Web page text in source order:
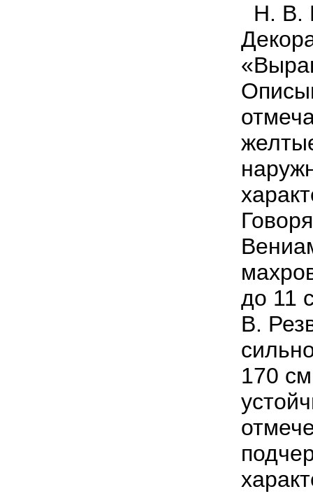
Н. В.
до 11
В.
170